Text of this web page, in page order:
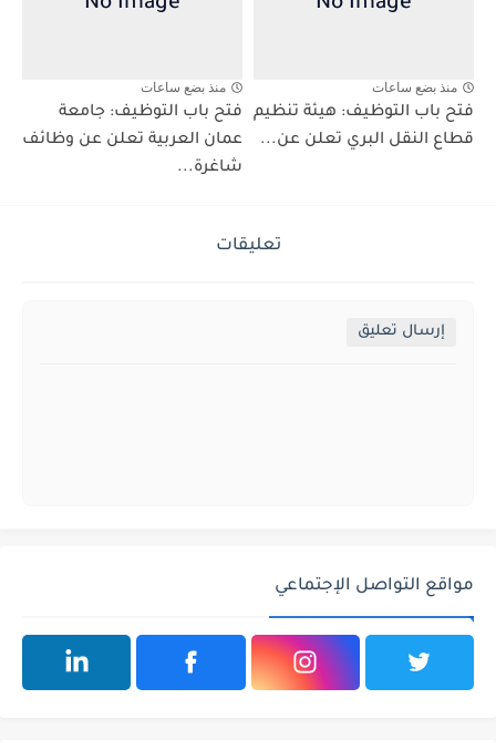
منذ بضع ساعات
فتح باب التوظيف: هيئة تنظيم
قطاع النقل البري تعلن عن...
منذ بضع ساعات
فتح باب التوظيف: جامعة
عمان العربية تعلن عن وظائف
شاغرة...
تعليقات
إرسال تعليق
مواقع التواصل الإجتماعي